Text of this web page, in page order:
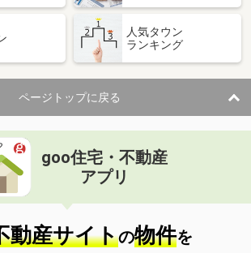
人気タウン
ランキング
ページトップに戻る
goo住宅・不動産
アプリ
動産サイトの物件を